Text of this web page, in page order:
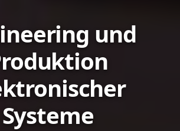
und
Systeme